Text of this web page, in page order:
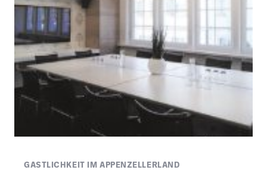
GASTLICHKEIT IM APPENZELLERLAND